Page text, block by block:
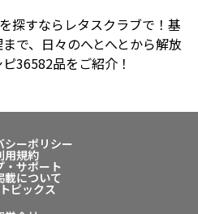
探すならレタスクラブで！基
で、日々のへとへとから解放
36582品をご紹介！
シーポリシー
用規約
・サポート
載について
ピックス